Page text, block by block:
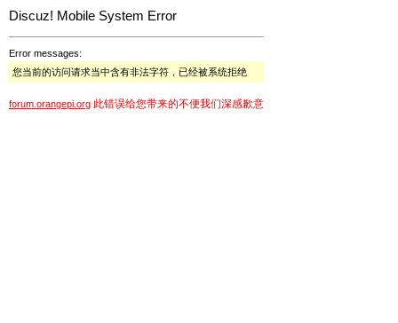
Discuz! Mobile System Error
Error messages:
您当前的访问请求当中含有非法字符，已经被系统拒绝
forum.orangepi.org 此错误给您带来的不便我们深感歉意